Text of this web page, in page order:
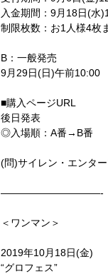
入金期間：9月18日(水
制限枚数：お1人様4枚
B：一般発売
9月29日(日)午前10:00
■購入ページURL
後日発表
◎入場順：A番→B番
(問)サイレン・エンタ
——————————-
＜ワンマン＞
2019年10月18日(金)
“グロフェス”